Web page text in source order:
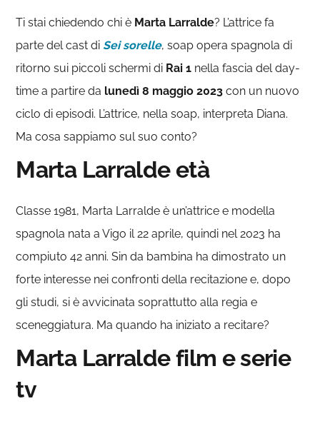
Ti stai chiedendo chi è Marta Larralde? L’attrice fa
parte del cast di Sei sorelle, soap opera spagnola di
ritorno sui piccoli schermi di Rai 1 nella fascia del day-
time a partire da lunedì 8 maggio 2023 con un nuovo
ciclo di episodi. L’attrice, nella soap, interpreta Diana.
Ma cosa sappiamo sul suo conto?
Marta Larralde età
Classe 1981, Marta Larralde è un’attrice e modella
spagnola nata a Vigo il 22 aprile, quindi nel 2023 ha
compiuto 42 anni. Sin da bambina ha dimostrato un
forte interesse nei confronti della recitazione e, dopo
gli studi, si è avvicinata soprattutto alla regia e
sceneggiatura. Ma quando ha iniziato a recitare?
Marta Larralde film e serie
tv